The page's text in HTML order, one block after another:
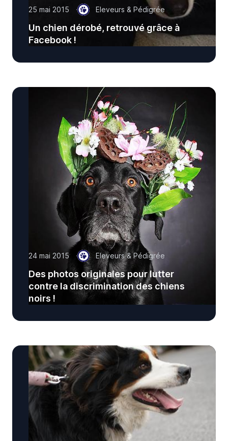
25 mai 2015 Eleveurs & Pédigrée
Un chien dérobé, retrouvé grâce à
Facebook !
24 mai 2015 Eleveurs & Pédigrée
Des photos originales pour lutter
contre la discrimination des chiens
noirs !